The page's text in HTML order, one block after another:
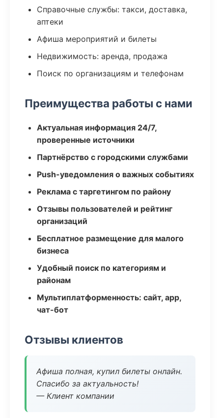
Справочные службы: такси, доставка,
аптеки
Афиша мероприятий и билеты
Недвижимость: аренда, продажа
Поиск по организациям и телефонам
Преимущества работы с нами
Актуальная информация 24/7,
проверенные источники
Партнёрство с городскими службами
Push-уведомления о важных событиях
Реклама с таргетингом по району
Отзывы пользователей и рейтинг
организаций
Бесплатное размещение для малого
бизнеса
Удобный поиск по категориям и
районам
Мультиплатформенность: сайт, app,
чат-бот
Отзывы клиентов
Афиша полная, купил билеты онлайн.
Спасибо за актуальность!
— Клиент компании